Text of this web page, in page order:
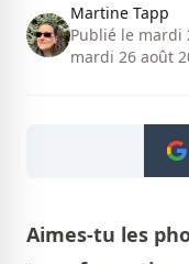
Martine Tapp
Publié le mardi
mardi 26 août
Aimes-tu les